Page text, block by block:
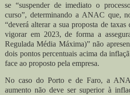
se “suspender de imediato o
curso”, determinando a ANAC que,
“deverá alterar a sua proposta de taxas
vigorar em 2023, de forma a
Regulada Média Máxima)” não
dois pontos percentuais acima da
face ao proposto pela empresa.
No caso do Porto e de Faro, a
aumento não deve ser superior à